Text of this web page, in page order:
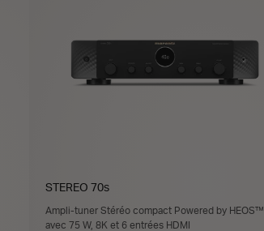
STEREO 70s
Ampli-tuner Stéréo compact Powered by HEOS™
avec 75 W, 8K et 6 entrées HDMI